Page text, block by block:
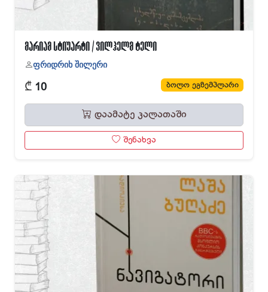
მარიამ სტიუარტი / ვილჰელმ ტელი
ფრიდრიხ შილერი
₾ 10 ბოლო ეგზემპლარი
დაამატე კალათაში
შენახვა